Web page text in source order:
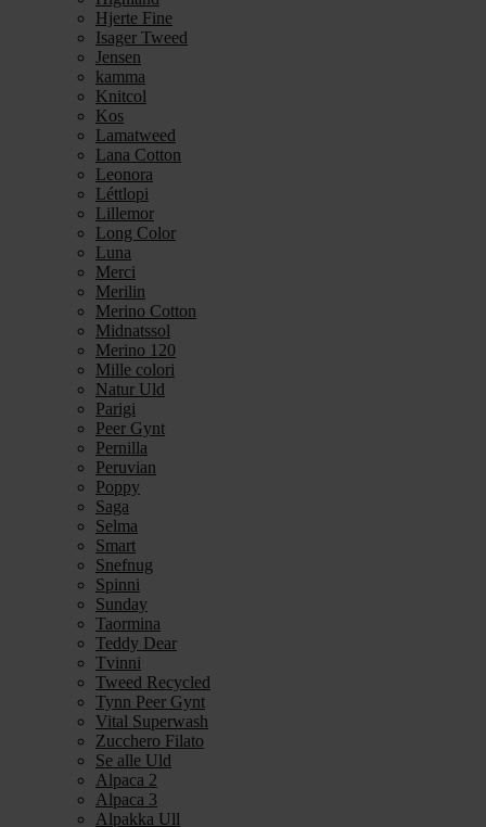
Hjerte Fine
Isager Tweed
Jensen
kamma
Knitcol
Kos
Lamatweed
Lana Cotton
Leonora
Léttlopi
Lillemor
Long Color
Luna
Merci
Merilin
Merino Cotton
Midnatssol
Merino 120
Mille colori
Natur Uld
Parigi
Peer Gynt
Pernilla
Peruvian
Poppy
Saga
Selma
Smart
Snefnug
Spinni
Sunday
Taormina
Teddy Dear
Tvinni
Tweed Recycled
Tynn Peer Gynt
Vital Superwash
Zucchero Filato
Se alle Uld
Alpaca 2
Alpaca 3
Alpakka Ull